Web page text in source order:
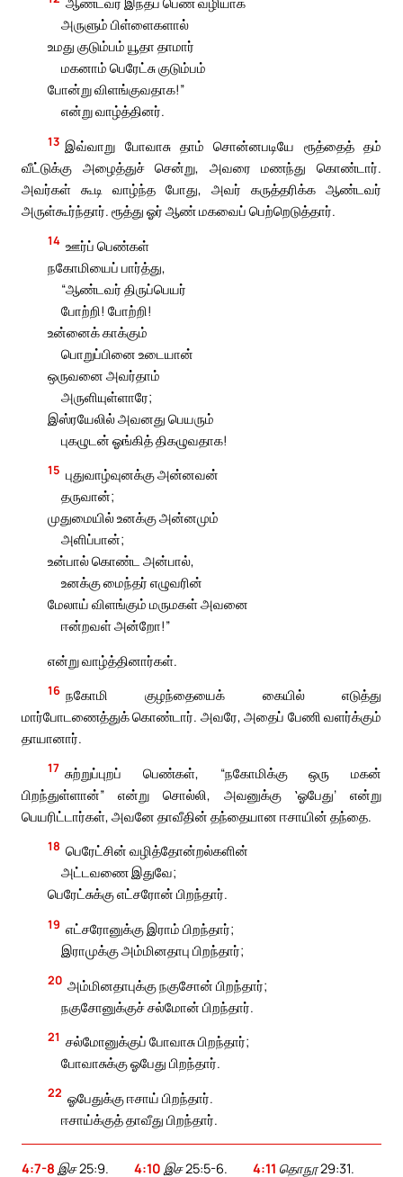
அருளும் பிள்ளைகளால்
உமது குடும்பம் யூதா தாமார்
மகனாம் பெரேட்சு குடும்பம்
போன்று விளங்குவதாக!”
என்று வாழ்த்தினர்.
13 இவ்வாறு போவாசு தாம் சொன்னபடியே ரூத்தைத் தம்
வீட்டுக்கு அழைத்துச் சென்று, அவரை மணந்து கொண்டார்.
அவர்கள் கூடி வாழ்ந்த போது, அவர் கருத்தரிக்க ஆண்டவர்
அருள்கூர்ந்தார். ரூத்து ஓர் ஆண் மகவைப் பெற்றெடுத்தார்.
14 ஊர்ப் பெண்கள்
நகோமியைப் பார்த்து,
“ஆண்டவர் திருப்பெயர்
போற்றி! போற்றி!
உன்னைக் காக்கும்
பொறுப்பினை உடையான்
ஒருவனை அவர்தாம்
அருளியுள்ளாரே;
இஸ்ரயேலில் அவனது பெயரும்
புகழுடன் ஓங்கித் திகழுவதாக!
15 புதுவாழ்வுனக்கு அன்னவன்
தருவான்;
முதுமையில் உனக்கு அன்னமும்
அளிப்பான்;
உன்பால் கொண்ட அன்பால்,
உனக்கு மைந்தர் எழுவரின்
மேலாய் விளங்கும் மருமகள் அவனை
ஈன்றவள் அன்றோ!”
என்று வாழ்த்தினார்கள்.
16 நகோமி குழந்தையைக் கையில் எடுத்து
மார்போடணைத்துக் கொண்டார். அவரே, அதைப் பேணி வளர்க்கும்
தாயானார்.
17 சுற்றுப்புறப் பெண்கள், “நகோமிக்கு ஒரு மகன்
பிறந்துள்ளான்” என்று சொல்லி, அவனுக்கு ‛ஓபேது’ என்று
பெயரிட்டார்கள், அவனே தாவீதின் தந்தையான ஈசாயின் தந்தை.
18 பெரேட்சின் வழித்தோன்றல்களின்
அட்டவணை இதுவே;
பெரேட்சுக்கு எட்சரோன் பிறந்தார்.
19 எட்சரோனுக்கு இராம் பிறந்தார்;
இராமுக்கு அம்மினதாபு பிறந்தார்;
20 அம்மினதாபுக்கு நகுசோன் பிறந்தார்;
நகுசோனுக்குச் சல்மோன் பிறந்தார்.
21 சல்மோனுக்குப் போவாசு பிறந்தார்;
போவாசுக்கு ஓபேது பிறந்தார்.
22 ஓபேதுக்கு ஈசாய் பிறந்தார்.
ஈசாய்க்குத் தாவீது பிறந்தார்.
4:7-8 இச 25:9. 4:10 இச 25:5-6. 4:11 தொநூ 29:31.